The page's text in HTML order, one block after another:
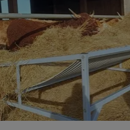
trois quarts du boulot ont été